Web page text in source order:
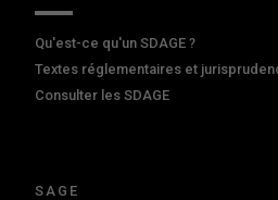
Qu'est-ce qu'un SDAGE ?
Textes réglementaires et
Consulter les SDAGE
SAGE